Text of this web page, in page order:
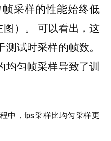
采样的性能始终低
）。 可以看出，这
试时采样的帧数。
均匀帧采样导致了训
中，fps采样比均匀采样更